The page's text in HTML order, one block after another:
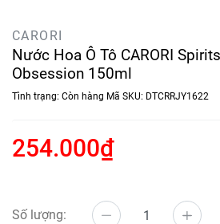
CARORI
Nước Hoa Ô Tô CARORI
Obsession 150ml
Tình trạng: Còn hàng Mã SKU: DTCRRJY1622
254.000₫
Số lượng: